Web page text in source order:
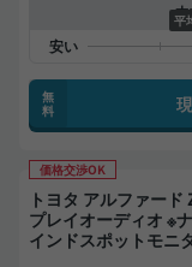
平
無
料
価格交渉OK
トヨタ アルファード Z 美品 禁煙車 整備記録簿あり デ
プレイオーディオ ※
インドスポットモニ